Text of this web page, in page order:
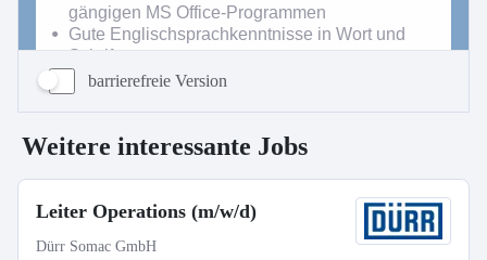
barrierefreie Version
Weitere interessante Jobs
Leiter Operations (m/w/d)
Dürr Somac GmbH